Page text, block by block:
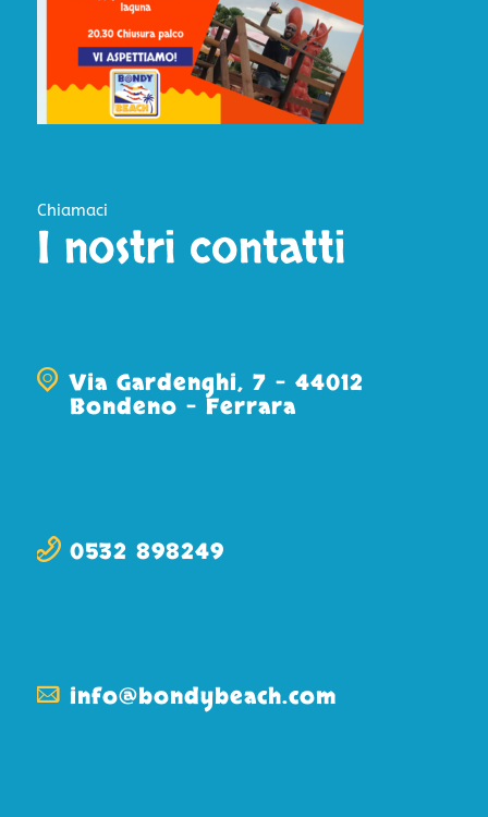
Chiamaci
I nostri contatti
Via Gardenghi, 7 - 44012
Bondeno - Ferrara
0532 898249
info@bondybeach.com